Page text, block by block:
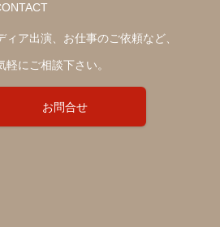
ィア出演、お仕事のご依頼など、
軽にご相談下さい。
お問合せ